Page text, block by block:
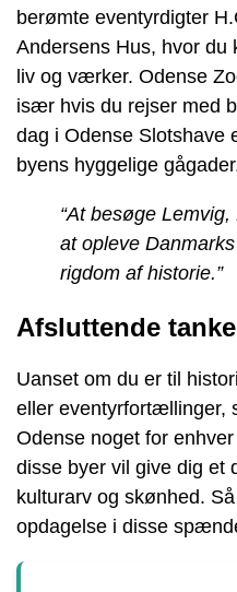
berømte eventyrdigter
Andersens Hus, hvor du
liv og værker. Odense
især hvis du rejser med
dag i Odense Slotshave
byens hyggelige
“At besøge
at opleve
rigdom af historie.”
Afsluttende
Uanset om du er til
eller eventyrfortællinger,
Odense noget for
disse byer vil give dig et
kulturarv og skønhed.
opdagelse i disse